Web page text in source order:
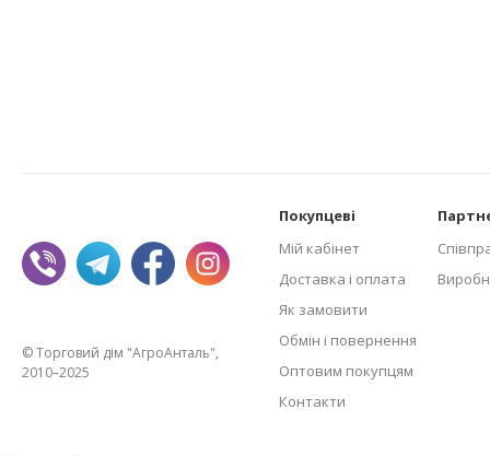
© Торговий дім "АгроАнталь",
2010–2025
Покупцеві
Мій кабінет
Доставка і оплата
Як замовити
Обмін і повернення
Оптовим покупцям
Контакти